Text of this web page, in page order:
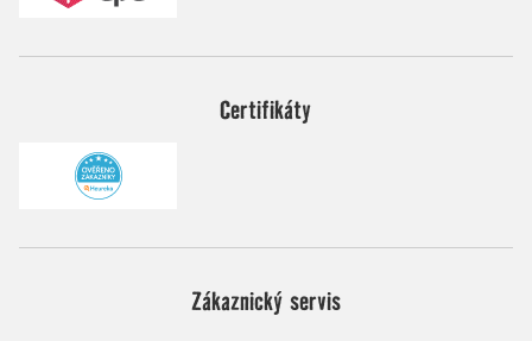
Certifikáty
Zákaznický servis